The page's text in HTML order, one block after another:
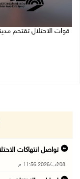
قوات الاحتلال تقتحم
تواصل انتهاكات
08/آب/2026 11:56 م